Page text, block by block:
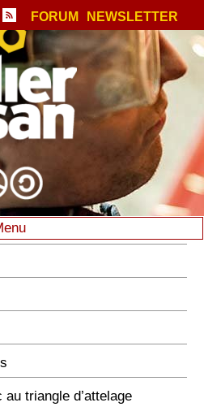
FORUM NEWSLETTER
triangle d’attelage